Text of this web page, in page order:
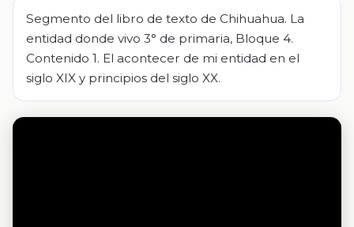
Segmento del libro de texto de Chihuahua. La
entidad donde vivo 3° de primaria, Bloque 4.
Contenido 1. El acontecer de mi entidad en el
siglo XIX y principios del siglo XX.